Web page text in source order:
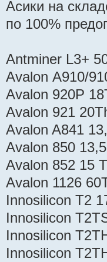
Асики на
по 100%
Antminer L3+
Avalon А910/
Avalon 920P
Avalon 921
Avalon A841
Avalon 850
Avalon 852 15
Avalon 1126
Innosilicon T2
Innosilicon
Innosilicon
Innosilicon